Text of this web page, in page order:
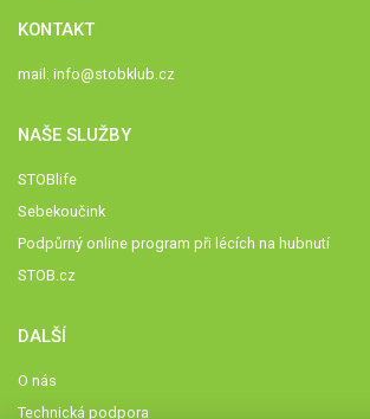
KONTAKT
mail: info@stobklub.cz
NAŠE SLUŽBY
STOBlife
Sebekoučink
Podpůrný online program při lécích na hubnutí
STOB.cz
DALŠÍ
O nás
Technická podpora